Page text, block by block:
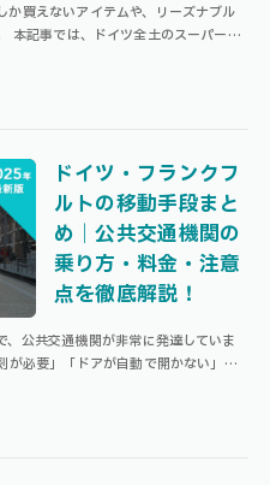
買えないアイテムや、リーズナブル
本記事では、ドイツ全土のスーパーや
して12品紹介します！ 食べ物・お
ドイツ・フランクフ
ルトの移動手段まと
め｜公共交通機関の
乗り方・料金・注意
点を徹底解説！
公共交通機関が非常に発達していま
が必要」「ドアが自動で開かない」な
なる点も！ この記事では、フランク